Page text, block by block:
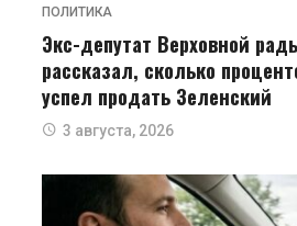
ПОЛИТИКА
Экс-депутат Верховной
рассказал, сколько
успел продать Зеленский
3 августа, 2026